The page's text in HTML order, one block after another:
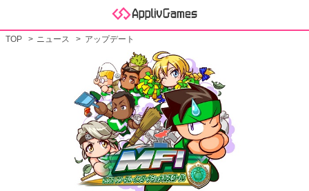
TOP ニュース アップデート